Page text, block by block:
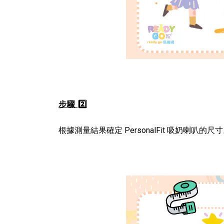
步驟 2️⃣
根據測量結果確定 PersonalFit 吸奶喇叭的尺